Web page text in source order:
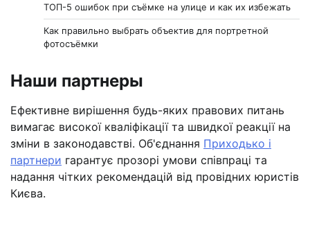
ТОП-5 ошибок при съёмке на улице и как их избежать
Как правильно выбрать объектив для портретной
фотосъёмки
Наши партнеры
Ефективне вирішення будь-яких правових питань
вимагає високої кваліфікації та швидкої реакції на
зміни в законодавстві. Об'єднання Приходько і
партнери гарантує прозорі умови співпраці та
надання чітких рекомендацій від провідних юристів
Києва.